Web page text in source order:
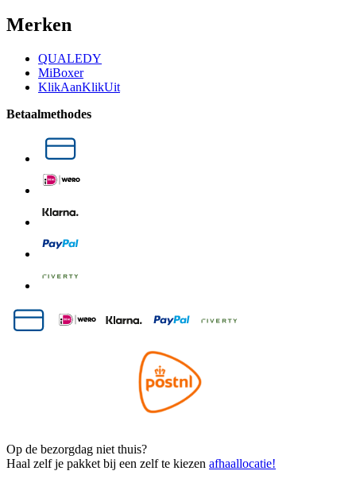
Merken
QUALEDY
MiBoxer
KlikAanKlikUit
Betaalmethodes
Op de bezorgdag niet thuis?
Haal zelf je pakket bij een zelf te kiezen afhaallocatie!